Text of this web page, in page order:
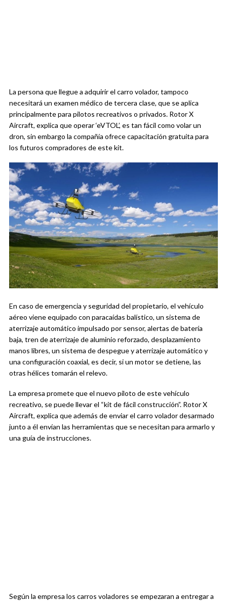
La persona que llegue a adquirir el carro volador, tampoco
necesitará un examen médico de tercera clase, que se aplica
principalmente para pilotos recreativos o privados. Rotor X
Aircraft, explica que operar ‘eVTOL’, es tan fácil como volar un
dron, sin embargo la compañía ofrece capacitación gratuita para
los futuros compradores de este kit.
En caso de emergencia y seguridad del propietario, el vehículo
aéreo viene equipado con paracaídas balístico, un sistema de
aterrizaje automático impulsado por sensor, alertas de batería
baja, tren de aterrizaje de aluminio reforzado, desplazamiento
manos libres, un sistema de despegue y aterrizaje automático y
una configuración coaxial, es decir, si un motor se detiene, las
otras hélices tomarán el relevo.
La empresa promete que el nuevo piloto de este vehículo
recreativo, se puede llevar el “kit de fácil construcción”. Rotor X
Aircraft, explica que además de enviar el carro volador desarmado
junto a él envían las herramientas que se necesitan para armarlo y
una guía de instrucciones.
Según la empresa los carros voladores se empezaran a entregar a